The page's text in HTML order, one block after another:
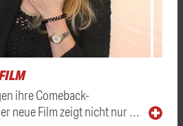
ihre Comeback-
neue Film zeigt nicht nur …